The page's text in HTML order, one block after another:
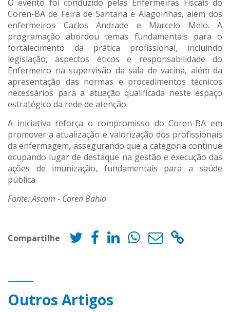
O evento foi conduzido pelas Enfermeiras Fiscais do
Coren-BA de Feira de Santana e Alagoinhas, além dos
enfermeiros Carlos Andrade e Marcelo Melo. A
programação abordou temas fundamentais para o
fortalecimento da prática profissional, incluindo
legislação, aspectos éticos e responsabilidade do
Enfermeiro na supervisão da sala de vacina, além da
apresentação das normas e procedimentos técnicos
necessários para a atuação qualificada neste espaço
estratégico da rede de atenção.
A iniciativa reforça o compromisso do Coren-BA em
promover a atualização e valorização dos profissionais
da enfermagem, assegurando que a categoria continue
ocupando lugar de destaque na gestão e execução das
ações de imunização, fundamentais para a saúde
pública.
Fonte: Ascom - Coren Bahia
Compartilhe
Outros Artigos